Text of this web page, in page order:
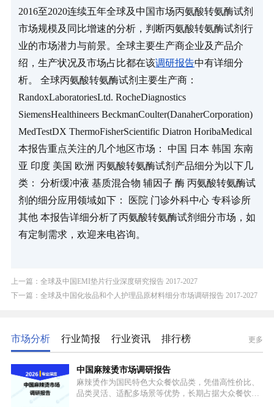
2016至2020连续五年全球及中国市场丙氨酸转氨酶试剂
市场规模及同比增速的分析，判断丙氨酸转氨酶试剂行
业的市场潜力与前景。全球主要生产商企业及产品介
绍，生产状况及市场占比都在该调研报告中有详细分
析。 全球丙氨酸转氨酶试剂主要生产商：
RandoxLaboratoriesLtd. RocheDiagnostics
SiemensHealthineers BeckmanCoulter(DanaherCorporation)
MedTestDX ThermoFisherScientific Diatron HoribaMedical
本报告重点关注的几个地区市场： 中国 日本 韩国 东南
亚 印度 美国 欧洲 丙氨酸转氨酶试剂产品细分为以下几
类： 分析缓冲液 基质混合物 辅因子 酶 丙氨酸转氨酶试
剂的细分应用领域如下： 医院 门诊外科中心 专科诊所
其他 本报告详细分析了丙氨酸转氨酶试剂细分市场，如
有定制需求，欢迎来电咨询。
上一篇：全球及中国EMI垫片行业深度研究报告 2017-2027
下一篇：全球及中国化妆品和个人护理品原材料细分市场调研报告 2017-2027
市场分析 行业简报 行业资讯 排行榜 更多
中国麻辣烫市场调研报告
麻辣烫作为国民特色大众餐饮品类，凭借高性价比、
品类灵活、适配多场景等优势，长期占据大众餐饮重